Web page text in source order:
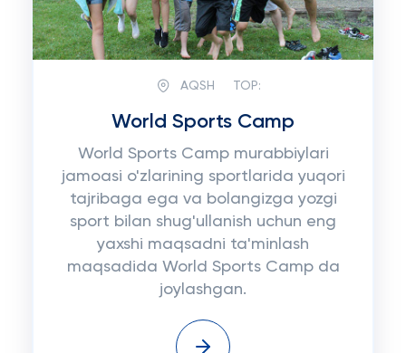
AQSH TOP:
World Sports Camp
World Sports Camp murabbiylari
jamoasi o'zlarining sportlarida yuqori
tajribaga ega va bolangizga yozgi
sport bilan shug'ullanish uchun eng
yaxshi maqsadni ta'minlash
maqsadida World Sports Camp da
joylashgan.